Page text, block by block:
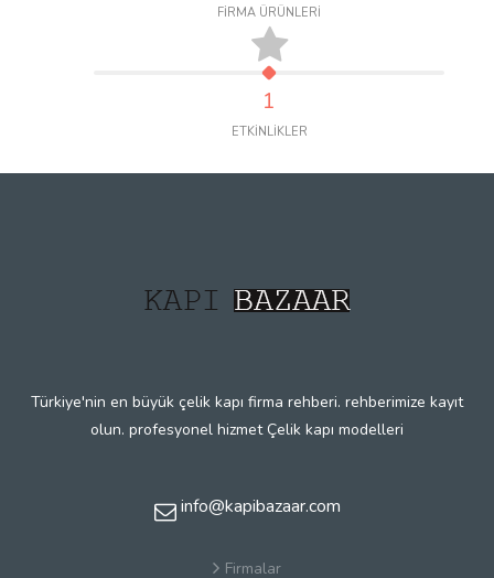
FİRMA ÜRÜNLERİ
1
ETKİNLİKLER
Türkiye'nin en büyük çelik kapı firma rehberi. rehberimize kayıt
olun. profesyonel hizmet Çelik kapı modelleri
info@kapibazaar.com
Firmalar